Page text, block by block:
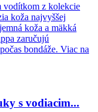
z kolekcie
koža najvyššej
koža a mäkká
zaručujú
bondáže. Viac na
s vodiacim...